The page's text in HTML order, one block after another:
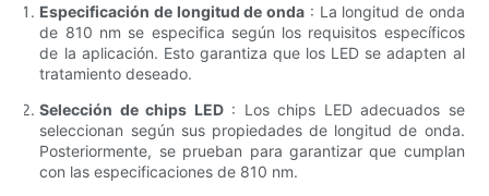
Especificación de longitud de onda : La longitud de onda
de 810 nm se especifica según los requisitos específicos
de la aplicación. Esto garantiza que los LED se adapten al
tratamiento deseado.
Selección de chips LED: Los chips LED adecuados se
seleccionan según sus propiedades de longitud de onda.
Posteriormente, se prueban para garantizar que cumplan
con las especificaciones de 810 nm.